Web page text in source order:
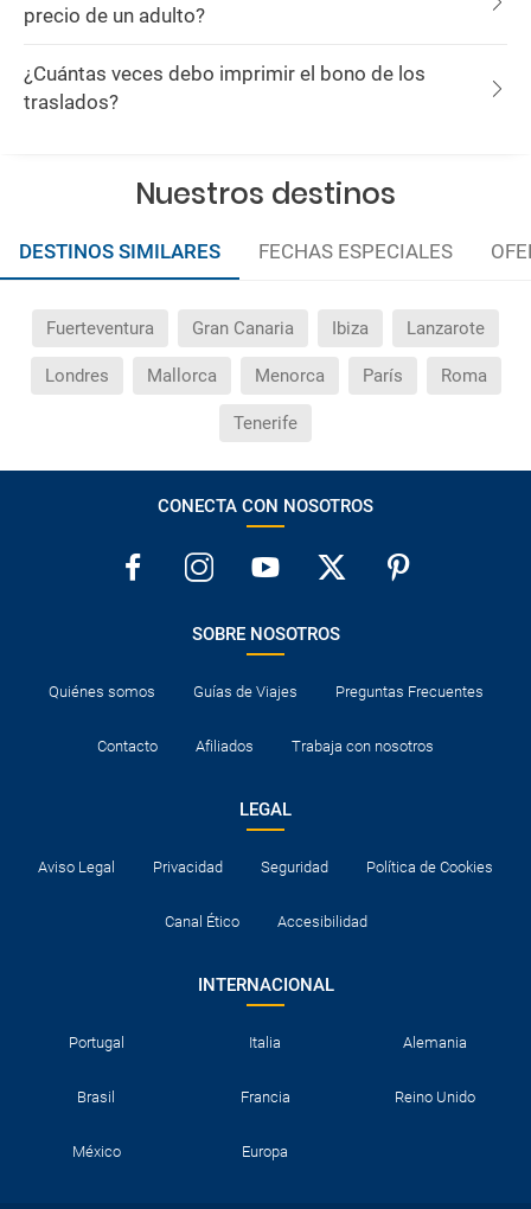
precio de un adulto?
¿Cuántas veces debo imprimir el bono de los
traslados?
Nuestros destinos
DESTINOS SIMILARES FECHAS ESPECIALES
Fuerteventura Gran Canaria Ibiza Lanzarote
Londres Mallorca Menorca París Roma
Tenerife
CONECTA CON NOSOTROS
SOBRE NOSOTROS
Quiénes somos Guías de Viajes Preguntas Frecuentes
Contacto Afiliados Trabaja con nosotros
LEGAL
Aviso Legal Privacidad Seguridad Política de Cookies
Canal Ético Accesibilidad
INTERNACIONAL
Portugal Italia Alemania
Brasil Francia Reino Unido
México Europa